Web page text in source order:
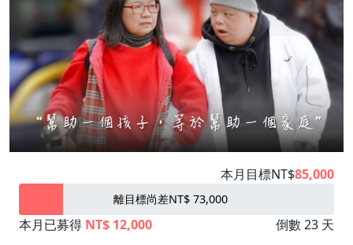
本月目標NT$85,000
離目標尚差NT$ 73,000
本月已募得 NT$ 12,000 倒數 23 天